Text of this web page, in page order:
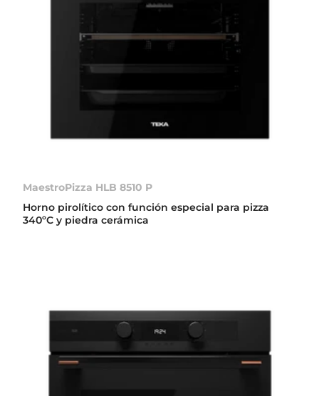
MaestroPizza HLB 8510 P
Horno pirolítico con función especial para pizza
340ºC y piedra cerámica